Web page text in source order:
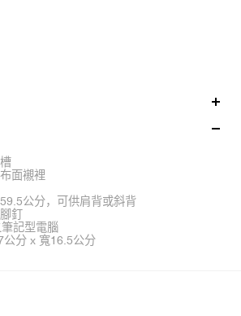
面襯裡
公分，可供肩背或斜背
釘
記型電腦
公分 x 寬16.5公分